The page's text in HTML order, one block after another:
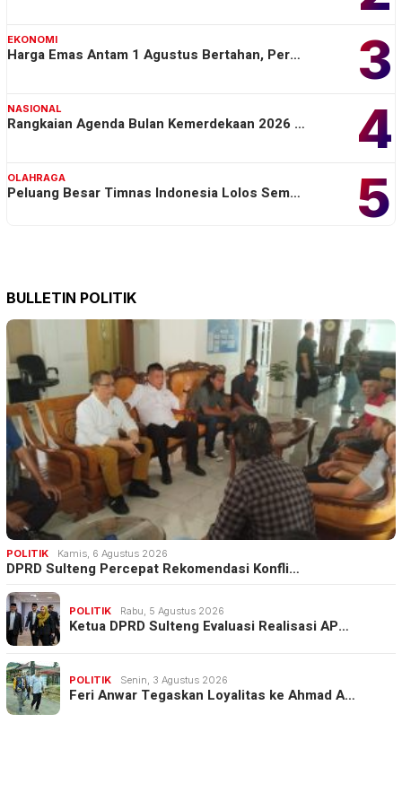
3
EKONOMI
Harga Emas Antam 1 Agustus Bertahan, Per…
4
NASIONAL
Rangkaian Agenda Bulan Kemerdekaan 2026 …
5
OLAHRAGA
Peluang Besar Timnas Indonesia Lolos Sem…
BULLETIN POLITIK
POLITIK Kamis, 6 Agustus 2026
DPRD Sulteng Percepat Rekomendasi Konfli…
POLITIK Rabu, 5 Agustus 2026
Ketua DPRD Sulteng Evaluasi Realisasi AP…
POLITIK Senin, 3 Agustus 2026
Feri Anwar Tegaskan Loyalitas ke Ahmad A…